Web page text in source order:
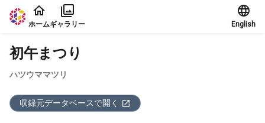
本文に飛ぶ
ホームギャラリー English
初午まつり
ハツウママツリ
収録元データベースで開く